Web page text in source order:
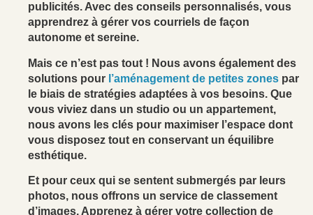
publicités. Avec des conseils personnalisés, vous
apprendrez à gérer vos courriels de façon
autonome et sereine.
Mais ce n’est pas tout ! Nous avons également des
solutions pour l’aménagement de petites zones par
le biais de stratégies adaptées à vos besoins. Que
vous viviez dans un studio ou un appartement,
nous avons les clés pour maximiser l’espace dont
vous disposez tout en conservant un équilibre
esthétique.
Et pour ceux qui se sentent submergés par leurs
photos, nous offrons un service de classement
d’images. Apprenez à gérer votre collection de